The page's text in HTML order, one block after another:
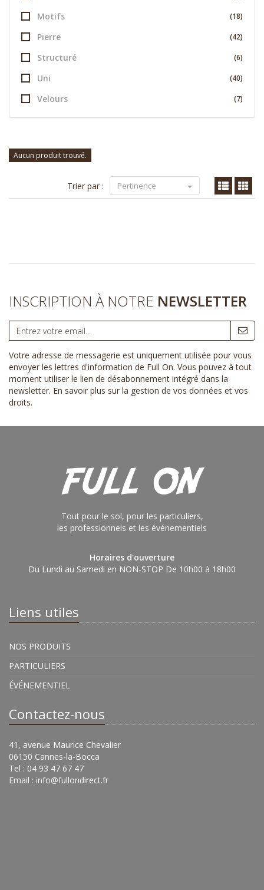
Motifs (18)
Pierre (42)
Structuré (6)
Uni (40)
Velours (7)
Aucun produit trouvé.
Trier par : Pertinence
INSCRIPTION À NOTRE NEWSLETTER
Votre adresse de messagerie est uniquement utilisée pour vous
envoyer les lettres d'information de Full On. Vous pouvez à tout
moment utiliser le lien de désabonnement intégré dans la
newsletter. En savoir plus sur la gestion de vos données et vos
droits.
Tout pour le sol, pour les particuliers,
les professionnels et les événementiels
Horaires d'ouverture
Du Lundi au Samedi en NON-STOP De 10h00 à 18h00
Liens utiles
NOS PRODUITS
PARTICULIERS
ÉVÉNEMENTIEL
Contactez-nous
41, avenue Maurice Chevalier
06150 Cannes-la-Bocca
Tel : 04 93 47 67 47
Email : info@fullondirect.fr